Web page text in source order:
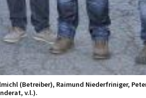
(Betreiber), Raimund Niederfriniger,
v.l.).